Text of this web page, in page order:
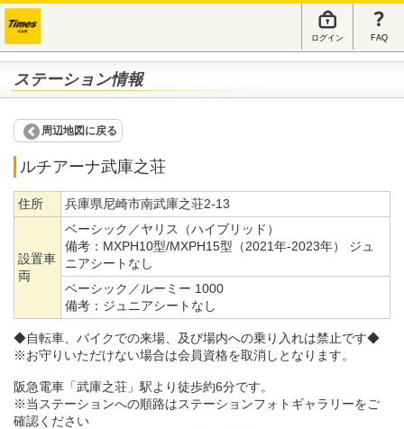
ログイン FAQ
ステーション情報
周辺地図に戻る
ルチアーナ武庫之荘
住所 兵庫県尼崎市南武庫之荘2-13
設置車
両
ベーシック／ヤリス（ハイブリッド）
備考： MXPH10型/MXPH15型（2021年-2023年） ジュ
ニアシートなし
ベーシック／ルーミー 1000
備考： ジュニアシートなし
◆自転車、バイクでの来場、及び場内への乗り入れは禁止です◆
※お守りいただけない場合は会員資格を取消しとなります。
阪急電車「武庫之荘」駅より徒歩約6分です。
※当ステーションへの順路はステーションフォトギャラリーをご
確認ください